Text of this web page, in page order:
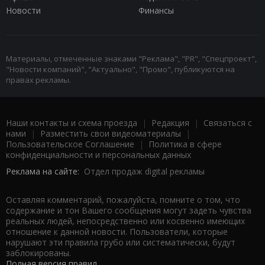
Новости
Финансы
Материалы, отмеченные знаками "Реклама", "PR", "Спецпроект",
"Новости компаний", "Актуально", "Промо", публикуются на
правах рекламы.
Наши контакты и схема проезда | Редакция | Связаться с
нами | Разместить свои видеоматериалы |
Пользовательское Соглашение |
Политика в сфере
конфиденциальности и персональных данных
Реклама на сайте: Отдел продаж digital рекламы
Оставляя комментарий, пожалуйста, помните о том, что
содержание и тон Вашего сообщения могут задеть чувства
реальных людей, непосредственно или косвенно имеющих
отношение к данной новости. Пользователи, которые
нарушают эти правила грубо или систематически, будут
заблокированы.